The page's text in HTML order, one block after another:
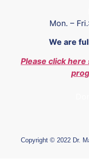
Mon. –
We are
Please click
Copyright © 2022 Dr.